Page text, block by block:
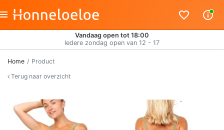
Vandaag open tot 18:00
Iedere zondag open van 12 - 17
Home
Product
Terug naar overzicht